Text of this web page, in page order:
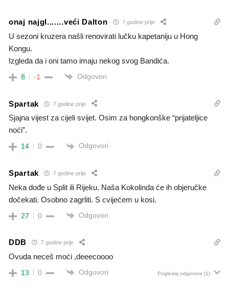
onaj najgl.......veći Dalton 7 godine prije
U sezoni kruzera našli renovirati lučku kapetaniju u Hong
Kongu.
Izgleda da i oni tamo imaju nekog svog Bandića.
8 -1 Odgovori
Spartak 7 godine prije
Sjajna vijest za cijeli svijet. Osim za hongkonške “prijateljice
noći”.
14 0 Odgovori
Spartak 7 godine prije
Neka dođe u Split ili Rijeku. Naša Kokolinda će ih objeručke
dočekati. Osobno zagrliti. S cvijećem u kosi.
27 0 Odgovori
DDB 7 godine prije
Ovuda neceš moći ,deeecoooo
13 0 Odgovori Pogledaj odgovore (1)